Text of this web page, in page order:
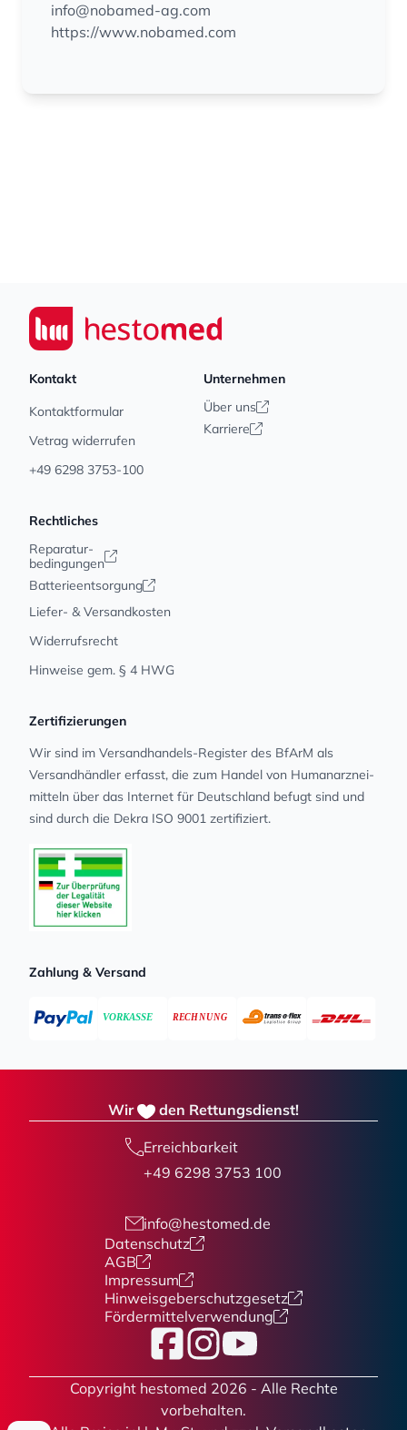
info@nobamed-ag.com
https://www.nobamed.com
Seiwert GmbH
Kontakt
Kontaktformular
Vetrag widerrufen
+49 6298 3753-100
Unternehmen
Über uns
Karriere
Rechtliches
Reparatur-
bedingungen
Batterieentsorgung
Liefer- & Versandkosten
Widerrufsrecht
Hinweise gem. § 4 HWG
Zertifizierungen
Wir sind im Versandhandels-Register des BfArM als
Versandhändler erfasst, die zum Handel von Human­arz­nei­
mit­teln über das Internet für Deutschland befugt sind und
sind durch die Dekra ISO 9001 zertifiziert.
Zahlung & Versand
Wir den Rettungsdienst!
Erreichbarkeit
+49 6298 3753 100
info@hestomed.de
Datenschutz
AGB
Impressum
Hinweisgeberschutzgesetz
Fördermittelverwendung
FacebookInstagram
YouTube
Copyright hestomed 2026 - Alle Rechte
vorbehalten.